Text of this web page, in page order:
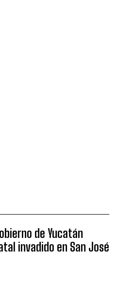
de Yucatán
invadido en San José